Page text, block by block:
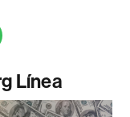
Línea